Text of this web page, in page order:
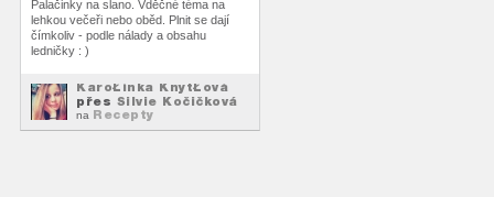
Palačinky na slano. Vděčné téma na
lehkou večeři nebo oběd. Plnit se dají
čímkoliv - podle nálady a obsahu
ledničky : )
KaroŁínka KnytŁová
přes Silvie Kočičková
na Recepty